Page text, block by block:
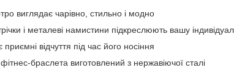
виглядає чарівно, стильно і модно
і металеві намистини підкреслюють вашу
приємні відчуття під час його носіння
браслета виготовлений з нержавіючої сталі